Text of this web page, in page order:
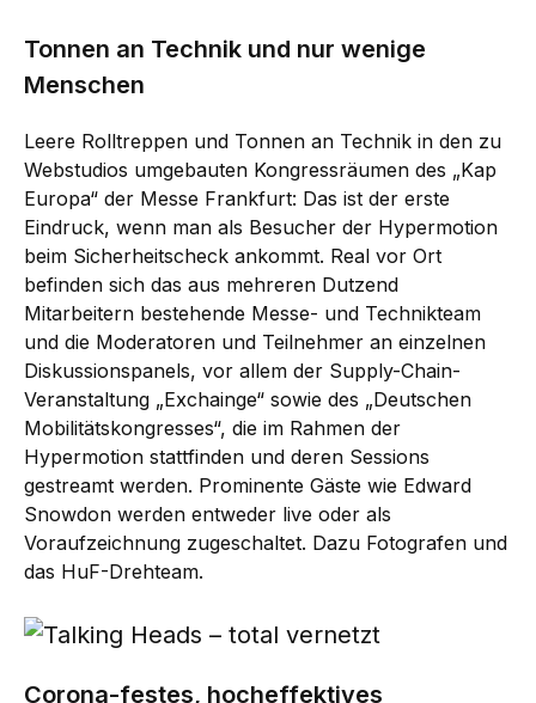
Tonnen an Technik und nur wenige
Menschen
Leere Rolltreppen und Tonnen an Technik in den zu
Webstudios umgebauten Kongressräumen des „Kap
Europa“ der Messe Frankfurt: Das ist der erste
Eindruck, wenn man als Besucher der Hypermotion
beim Sicherheitscheck ankommt. Real vor Ort
befinden sich das aus mehreren Dutzend
Mitarbeitern bestehende Messe- und Technikteam
und die Moderatoren und Teilnehmer an einzelnen
Diskussionspanels, vor allem der Supply-Chain-
Veranstaltung „Exchainge“ sowie des „Deutschen
Mobilitätskongresses“, die im Rahmen der
Hypermotion stattfinden und deren Sessions
gestreamt werden. Prominente Gäste wie Edward
Snowdon werden entweder live oder als
Voraufzeichnung zugeschaltet. Dazu Fotografen und
das HuF-Drehteam.
Corona-festes, hocheffektives